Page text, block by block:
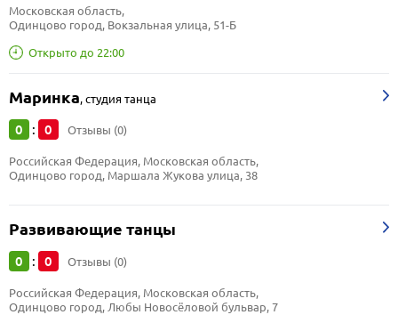
Открыто до 22:00
Московская область,
Одинцово город, Вокзальная улица, 51-Б
Маринка,студия танца
0 : 0 Отзывы (0)
Российская Федерация, Московская область,
Одинцово город, Маршала Жукова улица, 38
Развивающие танцы
0 : 0 Отзывы (0)
Российская Федерация, Московская область,
Одинцово город, Любы Новосёловой бульвар, 7